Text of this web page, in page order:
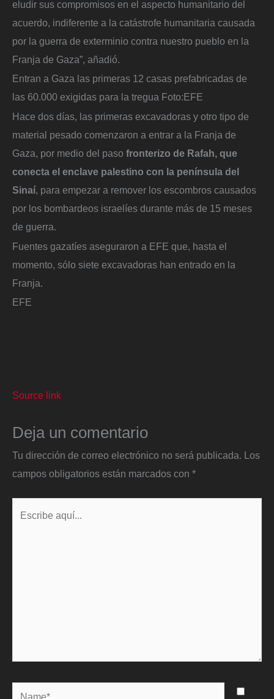
eludir sus compromisos en el aspecto humanitario del
acuerdo, indiferente a la catástrofe humanitaria causada
por la guerra de exterminio contra nuestro pueblo en la
Franja de Gaza”, añadió.
Entran a Gaza las primeras 12 casas prefabricadas de
las 60.000 exigidas para la tregua Foto:EFE
Hace dos días, las primeras excavadoras y otro tipo de
material pesado comenzaron a entrar a la Franja de
Gaza, por medio del paso fronterizo de Rafah, que
conecta el enclave palestino con la península del
Sinaí, para empezar a remover los escombros causados
por los bombardeos israelíes durante más de 15 meses
de guerra.
Fuentes gazatíes aseguraron a EFE que, hasta el
momento, sólo siete excavadoras han entrado en la
Franja.
EFE
Source link
Deja un comentario
Tu dirección de correo electrónico no será publicada.
Los
campos obligatorios están marcados con *
Name*